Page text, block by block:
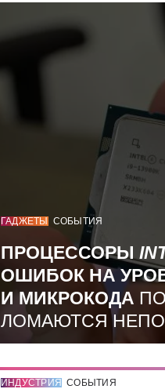
ГАДЖЕТЫ СОБЫТИЯ
ПРОЦЕССОРЫ
ОШИБОК НА
И МИКРОКОДА
ЛОМАЮТСЯ
ИНДУСТРИЯ СОБЫТИЯ